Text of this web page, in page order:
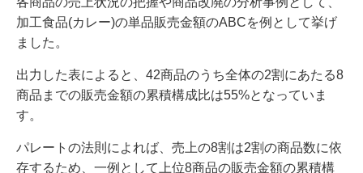
加工食品(カレー)の単品販売金額のABCを例として挙げ
ました。
出力した表によると、42商品のうち全体の2割にあたる8
商品までの販売金額の累積構成比は55%となっていま
す。
パレートの法則によれば、売上の8割は2割の商品数に依
存するため、一例として上位8商品の販売金額の累積構